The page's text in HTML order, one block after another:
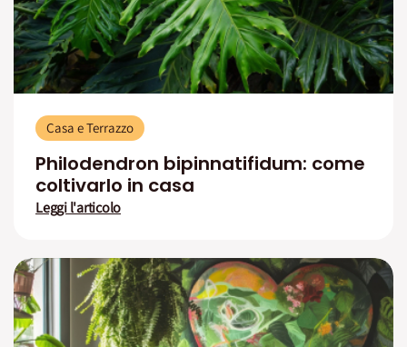
Casa e Terrazzo
Philodendron bipinnatifidum: come
coltivarlo in casa
Leggi l'articolo